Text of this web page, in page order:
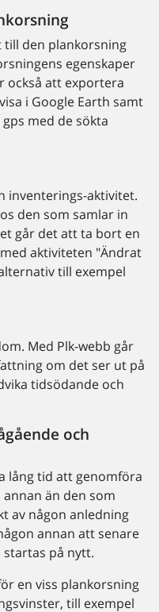
den plankorsning
egenskaper
också att exportera
i Google Earth samt
med de sökta
inventerings-aktivitet.
den som samlar in
går det att ta bort en
aktiviteten "Ändrat
till exempel
Med Plk-webb går
om det ser ut på
tidsödande och
och
lång tid att genomföra
än den som
av någon anledning
annan att senare
på nytt.
en viss plankorsning
till exempel